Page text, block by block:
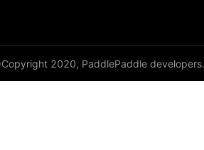
2020, PaddlePaddle developers.